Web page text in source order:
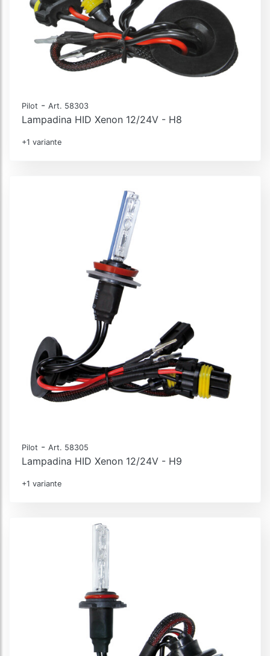
Pilot - Art. 58303
Lampadina HID Xenon 12/24V - H8
+1 variante
Pilot - Art. 58305
Lampadina HID Xenon 12/24V - H9
+1 variante